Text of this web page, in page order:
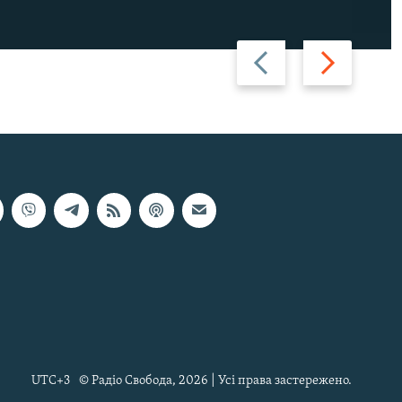
Назад Вперед
© Радіо Свобода, 2026 | Усі права застережено.
UTC+3